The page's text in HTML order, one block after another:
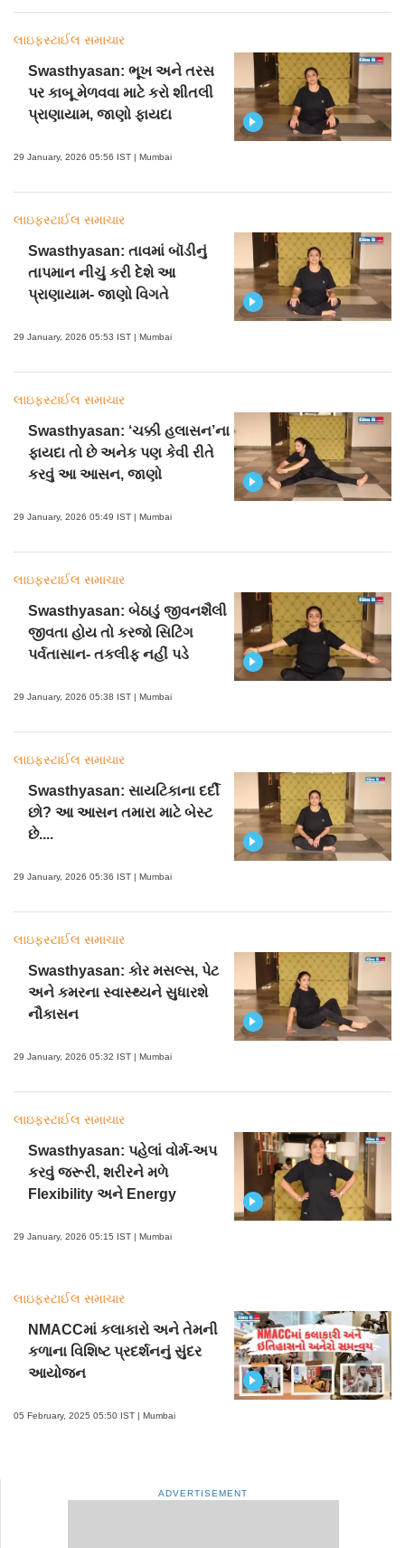
લાઇફસ્ટાઈલ સમાચાર
Swasthyasan: ભૂખ અને તરસ
પર કાબૂ મેળવવા માટે કરો શીતલી
પ્રાણાયામ, જાણો ફાયદા
29 January, 2026 05:56 IST | Mumbai
લાઇફસ્ટાઈલ સમાચાર
Swasthyasan: તાવમાં બૉડીનું
તાપમાન નીચું કરી દેશે આ
પ્રાણાયામ- જાણો વિગતે
29 January, 2026 05:53 IST | Mumbai
લાઇફસ્ટાઈલ સમાચાર
Swasthyasan: ‘ચક્કી હલાસન’ના
ફાયદા તો છે અનેક પણ કેવી રીતે
કરવું આ આસન, જાણો
29 January, 2026 05:49 IST | Mumbai
લાઇફસ્ટાઈલ સમાચાર
Swasthyasan: બેઠાડું જીવનશૈલી
જીવતા હોય તો કરજો સિટિંગ
પર્વતાસાન- તકલીફ નહીં પડે
29 January, 2026 05:38 IST | Mumbai
લાઇફસ્ટાઈલ સમાચાર
Swasthyasan: સાયટિકાના દર્દી
છો? આ આસન તમારા માટે બેસ્ટ
છે....
29 January, 2026 05:36 IST | Mumbai
લાઇફસ્ટાઈલ સમાચાર
Swasthyasan: કોર મસલ્સ, પેટ
અને કમરના સ્વાસ્થ્યને સુધારશે
નૌકાસન
29 January, 2026 05:32 IST | Mumbai
લાઇફસ્ટાઈલ સમાચાર
Swasthyasan: પહેલાં વોર્મ-અપ
કરવું જરૂરી, શરીરને મળે
Flexibility અને Energy
29 January, 2026 05:15 IST | Mumbai
લાઇફસ્ટાઈલ સમાચાર
NMACCમાં કલાકારો અને તેમની
કળાના વિશિષ્ટ પ્રદર્શનનું સુંદર
આયોજન
05 February, 2025 05:50 IST | Mumbai
ADVERTISEMENT